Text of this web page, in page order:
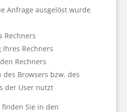
Anfrage ausgelöst wurde
Rechners
Rechners
Rechners
Browsers bzw. des
der User nutzt
Sie in den